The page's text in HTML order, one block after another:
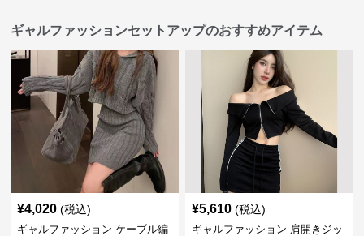
ギャルファッションセットアップのおすすめアイテム
¥4,020 (税込)
ギャルファッション ケーブル編
¥5,610 (税込)
ギャルファッション 肩開きジッ